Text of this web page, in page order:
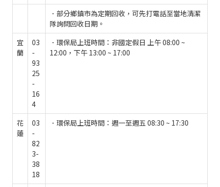
．部分鄉鎮市為定期回收，可先打電話至當地清潔
隊詢問回收日期。
宜
蘭
03
-
93
25
-
16
4
．環保局上班時間：非國定假日 上午 08:00 ~
12:00，下午 13:00 ~ 17:00
花
蓮
03
-
82
3-
38
18
．環保局上班時間：週一至週五 08:30 ~ 17:30